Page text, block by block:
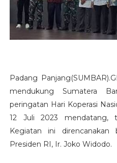
Padang
mendukung Sumatera
peringatan Hari Koperasi
12 Juli 2023 mendatang,
Kegiatan ini direncanakan
Presiden RI, Ir. Joko Widodo.